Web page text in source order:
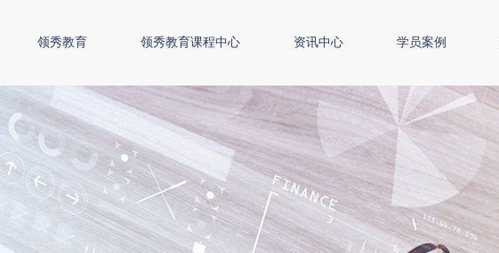
领秀教育 领秀教育课程中心 资讯中心 学员案例